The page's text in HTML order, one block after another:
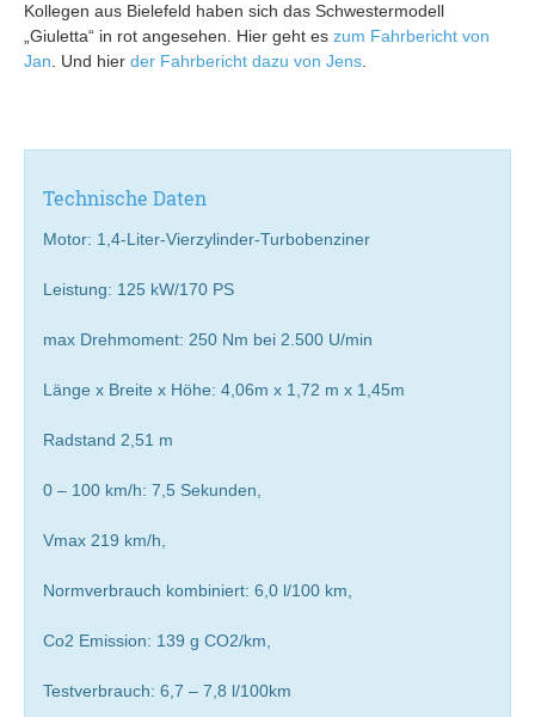
Kollegen aus Bielefeld haben sich das Schwestermodell
„Giuletta“ in rot angesehen. Hier geht es zum Fahrbericht von
Jan. Und hier der Fahrbericht dazu von Jens.
Technische Daten
Motor: 1,4-Liter-Vierzylinder-Turbobenziner
Leistung: 125 kW/170 PS
max Drehmoment: 250 Nm bei 2.500 U/min
Länge x Breite x Höhe: 4,06m x 1,72 m x 1,45m
Radstand 2,51 m
0 – 100 km/h: 7,5 Sekunden,
Vmax 219 km/h,
Normverbrauch kombiniert: 6,0 l/100 km,
Co2 Emission: 139 g CO2/km,
Testverbrauch: 6,7 – 7,8 l/100km